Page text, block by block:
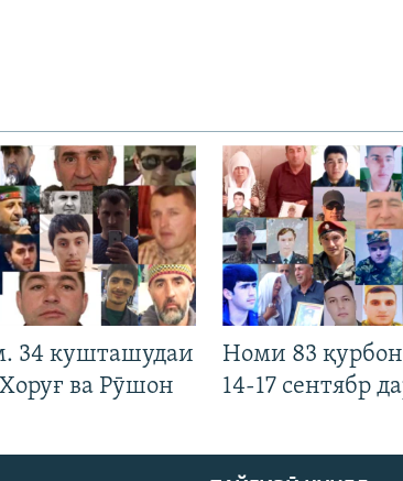
34 кушташудаи
ва Рӯшон
Номи 83
14-17 сентябр